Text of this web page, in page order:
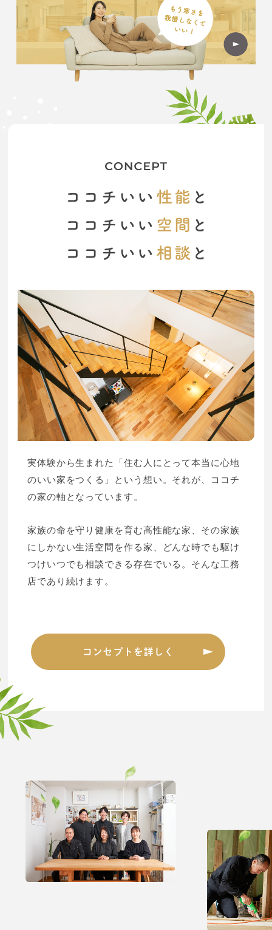
実体験から生まれた「住む人にとって本当に心地
のいい家をつくる」という想い。それが、ココチ
の家の軸となっています。
家族の命を守り健康を育む高性能な家、その家族
にしかない生活空間を作る家、どんな時でも駆け
つけいつでも相談できる存在でいる。そんな工務
店であり続けます。